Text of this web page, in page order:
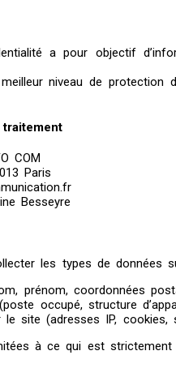
a pour objectif
niveau de
COM
Paris
Besseyre
les types de données
prénom, coordonnées
occupé, structure
le site (adresses IP,
à ce qui est